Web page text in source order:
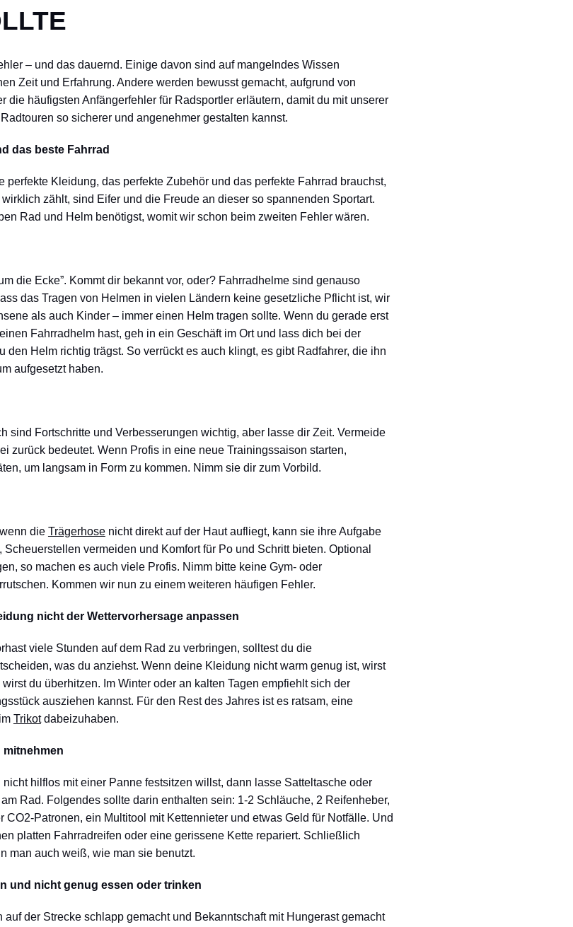
– und das dauernd. Einige davon sind auf mangelndes Wissen
Zeit und Erfahrung. Andere werden bewusst gemacht, aufgrund von
die häufigsten Anfängerfehler für Radsportler erläutern, damit du mit unserer
so sicherer und angenehmer gestalten kannst.
das beste Fahrrad
perfekte Kleidung, das perfekte Zubehör und das perfekte Fahrrad brauchst,
zählt, sind Eifer und die Freude an dieser so spannenden Sportart.
Rad und Helm benötigst, womit wir schon beim zweiten Fehler wären.
die Ecke”. Kommt dir bekannt vor, oder? Fahrradhelme sind genauso
das Tragen von Helmen in vielen Ländern keine gesetzliche Pflicht ist, wir
als auch Kinder – immer einen Helm tragen sollte. Wenn du gerade erst
Fahrradhelm hast, geh in ein Geschäft im Ort und lass dich bei der
den Helm richtig trägst. So verrückt es auch klingt, es gibt Radfahrer, die ihn
aufgesetzt haben.
sind Fortschritte und Verbesserungen wichtig, aber lasse dir Zeit. Vermeide
zurück bedeutet. Wenn Profis in eine neue Trainingssaison starten,
um langsam in Form zu kommen. Nimm sie dir zum Vorbild.
die Trägerhosenicht direkt auf der Haut aufliegt, kann sie ihre Aufgabe
vermeiden und Komfort für Po und Schritt bieten. Optional
so machen es auch viele Profis. Nimm bitte keine Gym- oder
Kommen wir nun zu einem weiteren häufigen Fehler.
nicht der Wettervorhersage anpassen
viele Stunden auf dem Rad zu verbringen, solltest du die
was du anziehst. Wenn deine Kleidung nicht warm genug ist, wirst
du überhitzen. Im Winter oder an kalten Tagen empfiehlt sich der
ausziehen kannst. Für den Rest des Jahres ist es ratsam, eine
Trikotdabeizuhaben.
mitnehmen
hilflos mit einer Panne festsitzen willst, dann lasse Satteltasche oder
Rad. Folgendes sollte darin enthalten sein: 1-2 Schläuche, 2 Reifenheber,
Patronen, ein Multitool mit Kettennieter und etwas Geld für Notfälle. Und
platten Fahrradreifen oder eine gerissene Kette repariert. Schließlich
man auch weiß, wie man sie benutzt.
und nicht genug essen oder trinken
der Strecke schlapp gemacht und Bekanntschaft mit Hungerast gemacht